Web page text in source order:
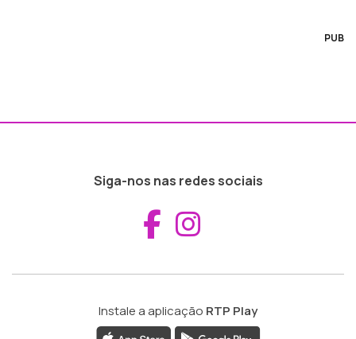
PUB
Siga-nos nas redes sociais
Aceder ao
Instale a aplicação RTP Play